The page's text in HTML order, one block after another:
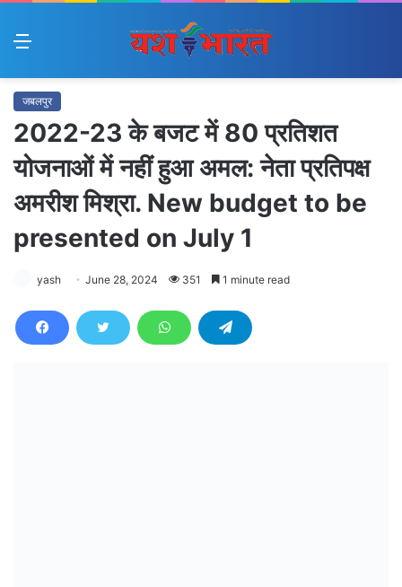
Menu
जबलपुर
2022-23 के बजट में 80 प्रतिशत
योजनाओं में नहीं हुआ अमल: नेता प्रतिपक्ष
अमरीश मिश्रा. New budget to be
presented on July 1
yash June 28, 2024 351 1 minute read